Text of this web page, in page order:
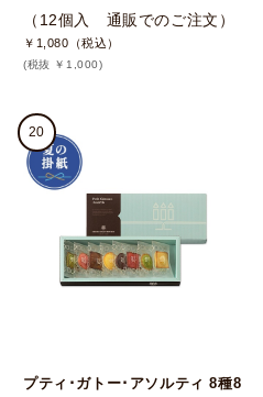
（12個入 通販でのご注文）
￥1,080（税込）
(税抜 ￥1,000)
20
プティ･ガトー･アソルティ 8種8